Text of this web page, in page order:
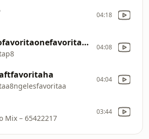
04:18
royectofavoritaonefavoritayafavoritat 04:08
04:04
Mix – 65422217
03:44